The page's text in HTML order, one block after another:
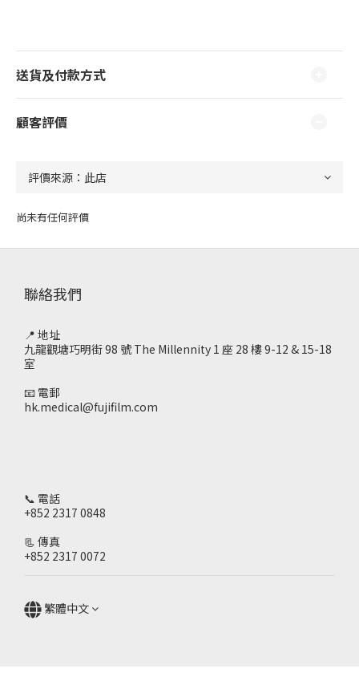
送貨及付款方式
顧客評價
尚未有任何評價
聯絡我們
📍 地址
九龍觀塘巧明街 98 號 The Millennity 1 座 28 樓 9-12 & 15-18
室
📧 電郵
hk.medical@fujifilm.com
📞 電話
+852 2317 0848
📃 傳真
+852 2317 0072
繁體中文